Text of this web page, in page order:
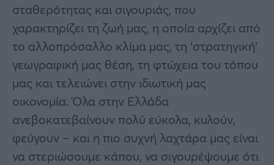
σταθερότητας και σιγουριάς, που
χαρακτηρίζει τη ζωή μας, η οποία αρχίζει από
το αλλοπρόσαλλο κλίμα μας, τη ‘στρατηγική’
γεωγραφική μας θέση, τη φτώχεια του τόπου
μας και τελειώνει στην ιδιωτική μας
οικονομία. Όλα στην Ελλάδα
ανεβοκατεβαίνουν πολύ εύκολα, κυλούν,
φεύγουν – και η πιο συχνή λαχτάρα μας είναι
να στεριώσουμε κάπου, να σιγουρέψουμε ότι